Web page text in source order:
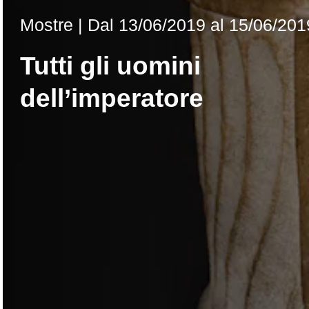
Mostre | Dal 13/06/2019 al 15/06/
Tutti gli uomini
dell’imperatore